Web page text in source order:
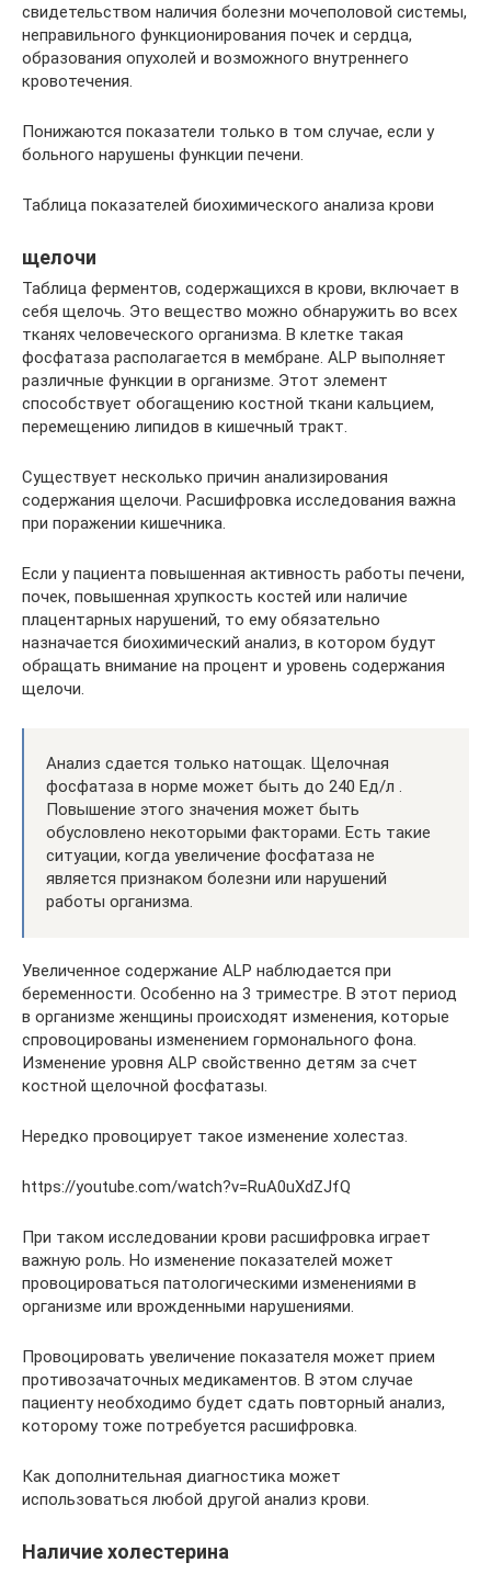
свидетельством наличия болезни мочеполовой системы,
неправильного функционирования почек и сердца,
образования опухолей и возможного внутреннего
кровотечения.
Понижаются показатели только в том случае, если у
больного нарушены функции печени.
Таблица показателей биохимического анализа крови
щелочи
Таблица ферментов, содержащихся в крови, включает в
себя щелочь. Это вещество можно обнаружить во всех
тканях человеческого организма. В клетке такая
фосфатаза располагается в мембране. ALP выполняет
различные функции в организме. Этот элемент
способствует обогащению костной ткани кальцием,
перемещению липидов в кишечный тракт.
Существует несколько причин анализирования
содержания щелочи. Расшифровка исследования важна
при поражении кишечника.
Если у пациента повышенная активность работы печени,
почек, повышенная хрупкость костей или наличие
плацентарных нарушений, то ему обязательно
назначается биохимический анализ, в котором будут
обращать внимание на процент и уровень содержания
щелочи.
Анализ сдается только натощак. Щелочная
фосфатаза в норме может быть до 240 Ед/л .
Повышение этого значения может быть
обусловлено некоторыми факторами. Есть такие
ситуации, когда увеличение фосфатаза не
является признаком болезни или нарушений
работы организма.
Увеличенное содержание ALP наблюдается при
беременности. Особенно на 3 триместре. В этот период
в организме женщины происходят изменения, которые
спровоцированы изменением гормонального фона.
Изменение уровня ALP свойственно детям за счет
костной щелочной фосфатазы.
Нередко провоцирует такое изменение холестаз.
https://youtube.com/watch?v=RuA0uXdZJfQ
При таком исследовании крови расшифровка играет
важную роль. Но изменение показателей может
провоцироваться патологическими изменениями в
организме или врожденными нарушениями.
Провоцировать увеличение показателя может прием
противозачаточных медикаментов. В этом случае
пациенту необходимо будет сдать повторный анализ,
которому тоже потребуется расшифровка.
Как дополнительная диагностика может
использоваться любой другой анализ крови.
Наличие холестерина